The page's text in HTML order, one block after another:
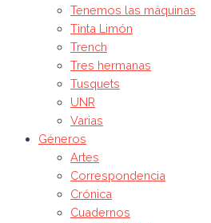
Tenemos las máquinas
Tinta Limón
Trench
Tres hermanas
Tusquets
UNR
Varias
Géneros
Artes
Correspondencia
Crónica
Cuadernos